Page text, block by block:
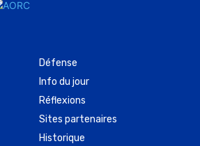
Défense
Info du jour
Réflexions
Sites partenaires
Historique